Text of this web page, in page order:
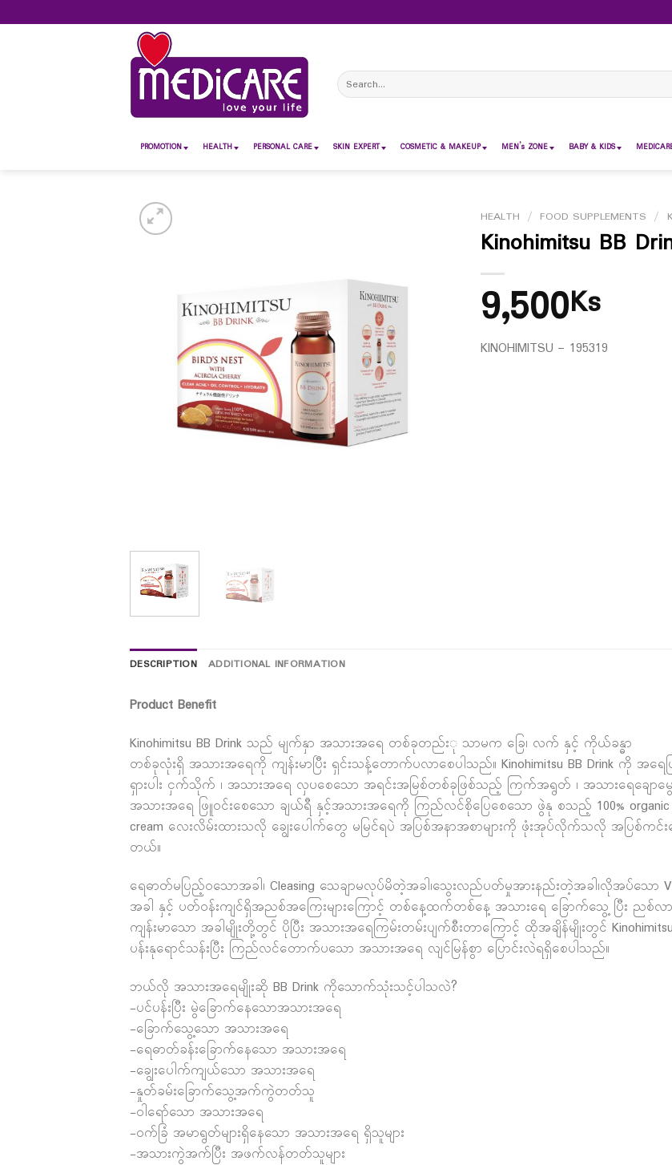
to
Search
for:
PROMOTION HEALTH PERSONAL CARE SKIN EXPERT COSMETIC & MAKEUP MEN’s ZONE BABY & KIDS
HEALTH / FOOD SUPPLEMENTS /
Kinohimitsu BB
9,500Ks
KINOHIMITSU – 195319
DESCRIPTION ADDITIONAL INFORMATION
Product Benefit
Kinohimitsu BB Drink သည် မျက်နှာ အသားအရေ တစ်ခုတည်းု သာမက ခြေ၊ လက် နှင့် ကိုယ်ခန္ဓာ
တစ်ခုလုံးရှိ အသားအရေကို ကျန်းမာပြီး ရှင်းသန့်တောက်ပလာစေပါသည်။ Kinohimitsu BB Drink ကို အ
ရှားပါး ငှက်သိုက် ၊ အသားအရေ လှပစေသော အရင်းအမြစ်တစ်ခုဖြစ်သည့် ကြက်အရွတ် ၊ အသားရေချောမွ
အသားအရေ ဖြူဝင်းစေသော ချယ်ရီ နှင့်အသားအရေကို ကြည်လင်စိုပြေစေသော ဖွဲနု စသည့် 100% organic မ
cream လေးလိမ်းထားသလို ချွေးပေါက်တွေ မမြင်ရပဲ အပြစ်အနာအစာများကို ဖုံးအုပ်လိုက်သလို အပြစ်
တယ်။
ရေဓာတ်မပြည့်ဝသောအခါ၊ Cleasing သေချာမလုပ်မိတဲ့အခါ၊သွေးလည်ပတ်မှုအားနည်းတဲ့အခါ၊လိုအပ်သော
အခါ နှင့် ပတ်ဝန်းကျင်ရှိအညစ်အကြေးများကြောင့် တစ်နေ့ထက်တစ်နေ့ အသားရေ ခြောက်သွေ့ ပြီး ညစ်လာ
ကျန်းမာသော အခါမျိုးတို့တွင် ပိုပြီး အသားအရေကြမ်းတမ်းပျက်စီးတာကြောင့် ထိုအချိန်မျိုးတွင်
ပန်းနုရောင်သန်းပြီး ကြည်လင်တောက်ပသော အသားအရေ လျင်မြန်စွာ ပြောင်းလဲရရှိစေပါသည်။
ဘယ်လို အသားအရေမျိုးဆို BB Drink ကိုသောက်သုံးသင့်ပါသလဲ?
-ပင်ပန်းပြီး မွဲခြောက်နေသောအသားအရေ
-ခြောက်သွေ့သော အသားအရေ
-ရေဓာတ်ခန်းခြောက်နေသော အသားအရေ
-ချွေးပေါက်ကျယ်သော အသားအရေ
-နှုတ်ခမ်းခြောက်သွေ့အက်ကွဲတတ်သူ
-ဝါရော်သော အသားအရေ
-ဝက်ခြံ အမာရွတ်များရှိနေသော အသားအရေ ရှိသူများ
-အသားကွဲအက်ပြီး အဖက်လန်တတ်သူများ